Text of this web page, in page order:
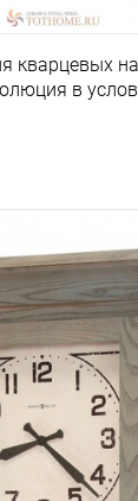
кварцевых
в